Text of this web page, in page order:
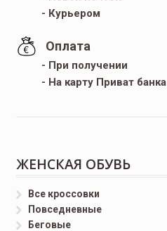
- Курьером
Оплата
- При получении
- На карту Приват банка
ЖЕНСКАЯ ОБУВЬ
Все кроссовки
Повседневные
Беговые